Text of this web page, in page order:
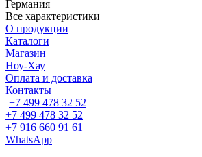
Германия
Все характеристики
О продукции
Каталоги
Магазин
Ноу-Хау
Оплата и доставка
Контакты
+7 499 478 32 52
+7 499 478 32 52
+7 916 660 91 61
WhatsApp